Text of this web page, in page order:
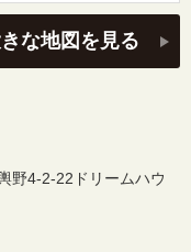
な地図を見る
野4-2-22ドリームハウ